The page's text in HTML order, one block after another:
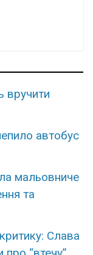
вручити
автобус
мальовниче
та
Слава